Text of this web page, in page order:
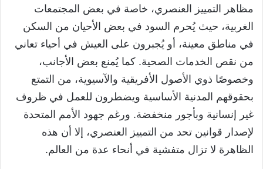
مظاهر التمييز العنصري، خاصة في بعض المجتمعات
الغربية، حيث يُحرم السود في بعض الأحيان من السكن
في مناطق معينة، أو يُجبرون على العيش في أحياء تعاني
من نقص الخدمات الصحية. كما يُمنع بعض الأجانب،
وخصوصًا ذوي الأصول الأفريقية والآسيوية، من التمتع
بحقوقهم المدنية الأساسية ويضطرون للعمل في ظروف
غير إنسانية وبأجور منخفضة. ورغم جهود الأمم المتحدة
لإصدار قوانين تحد من التمييز العنصري، إلا أن هذه
الظاهرة لا تزال متفشية في أنحاء عدة من العالم.